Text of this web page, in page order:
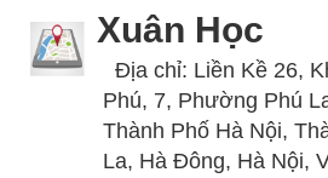
Xuân Học
Địa chỉ: Liền Kề 26,
Phú, 7, Phường Phú
Thành Phố Hà Nội,
La, Hà Đông, Hà Nội,